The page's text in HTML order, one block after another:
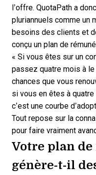
l’offre. QuotaPath a
pluriannuels comme un
besoins des clients et
conçu un plan de
« Si vous êtes sur un
passez quatre mois à
chances que vous
si vous en êtes à
c’est une courbe
Tout repose sur la
pour faire vraiment
Votre plan
génère-t-il